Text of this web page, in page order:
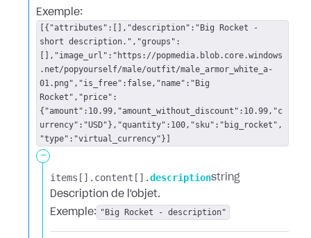
Exemple:
[{"attributes":[],"description":"Big Rocket -
short description.","groups":
[],"image_url":"https://popmedia.blob.core.windows
.net/popyourself/male/outfit/male_armor_white_a-
01.png","is_free":false,"name":"Big
Rocket","price":
{"amount":10.99,"amount_without_discount":10.99,"c
urrency":"USD"},"quantity":100,"sku":"big_rocket",
"type":"virtual_currency"}]
-
items[].​ content[].​descriptionstring
Description de l'objet.
Exemple: "Big Rocket - description"